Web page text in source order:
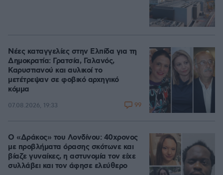
Νέες καταγγελίες στην Ελπίδα για τη
Δημοκρατία: Γρατσία, Γαλανός,
Καρυστιανού και αυλικοί το
μετέτρεψαν σε φοβικό αρχηγικό
κόμμα
07.08.2026, 19:33 99
Ο «Δράκος» του Λονδίνου: 40χρονος
με προβλήματα όρασης σκότωνε και
βίαζε γυναίκες, η αστυνομία τον είχε
συλλάβει και τον άφησε ελεύθερο